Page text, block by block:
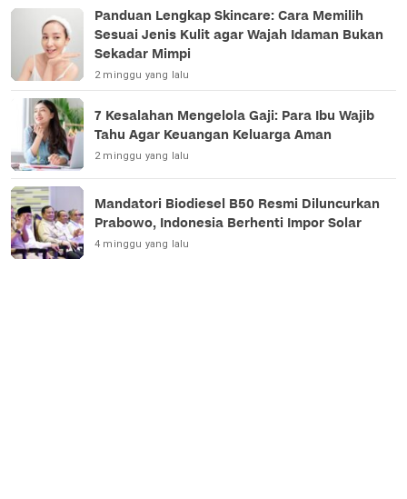
Panduan Lengkap Skincare: Cara Memilih
Sesuai Jenis Kulit agar Wajah Idaman Bukan
Sekadar Mimpi
2 minggu yang lalu
7 Kesalahan Mengelola Gaji: Para Ibu Wajib
Tahu Agar Keuangan Keluarga Aman
2 minggu yang lalu
Mandatori Biodiesel B50 Resmi Diluncurkan
Prabowo, Indonesia Berhenti Impor Solar
4 minggu yang lalu